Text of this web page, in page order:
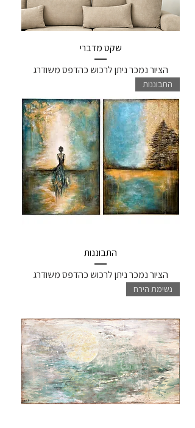
שקט מדברי
הציור נמכר ניתן לרכוש כהדפס משודרג
התבוננות
התבוננות
הציור נמכר ניתן לרכוש כהדפס משודרג
נשימת הירח